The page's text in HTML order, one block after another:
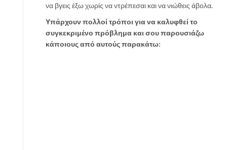
να βγεις έξω χωρίς να ντρέπεσαι και να νιώθεις άβολα.
Υπάρχουν πολλοί τρόποι για να καλυφθεί το
συγκεκριμένο πρόβλημα και σου παρουσιάζω
κάποιους από αυτούς παρακάτω: